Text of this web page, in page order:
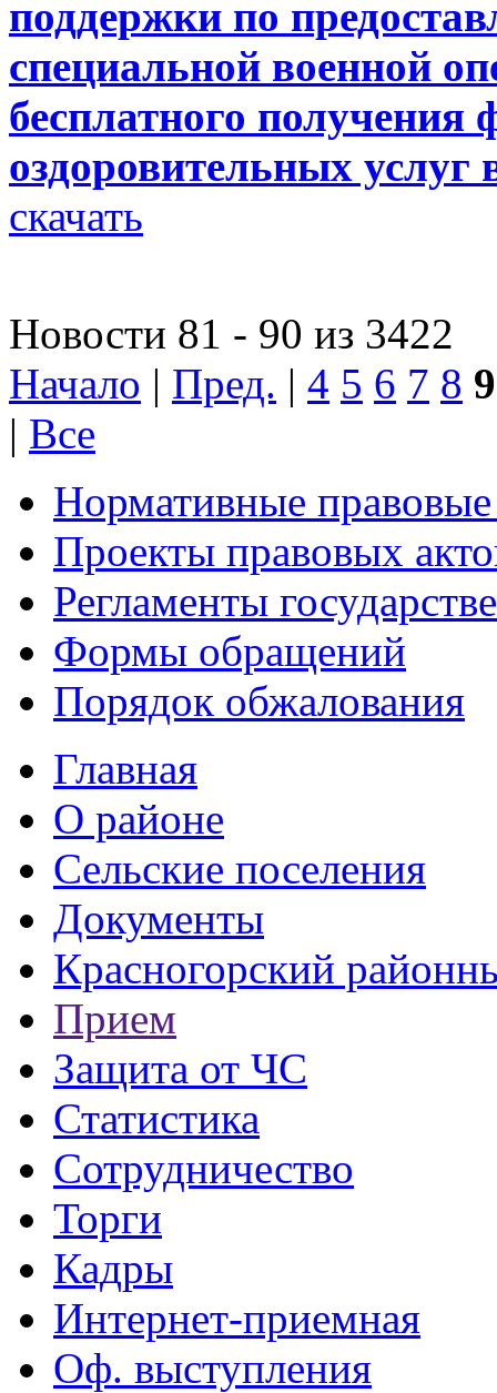
поддержки по
специальной военной
бесплатного получения
оздоровительных
скачать
Новости 81 - 90 из 3422
Начало | Пред. | 4 5 6 7 8 9
| Все
Нормативные
Проекты правовых
Регламенты
Формы обращений
Порядок обжалования
Главная
О районе
Сельские поселения
Документы
Красногорский
Прием
Защита от ЧС
Статистика
Сотрудничество
Торги
Кадры
Интернет-приемная
Оф. выступления